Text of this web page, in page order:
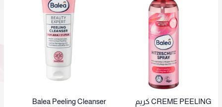
CREME PEELING كريم
Balea Peeling Cleanser